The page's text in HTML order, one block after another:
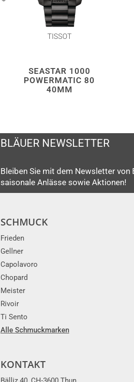
TISSOT
SEASTAR 1000
POWERMATIC 80
40MM
BLÄUER NEWSLETTER
Bleiben Sie mit dem Newsletter
saisonale Anlässe sowie Aktionen!
SCHMUCK
Frieden
Gellner
Capolavoro
Chopard
Meister
Rivoir
Ti Sento
Alle Schmuckmarken
KONTAKT